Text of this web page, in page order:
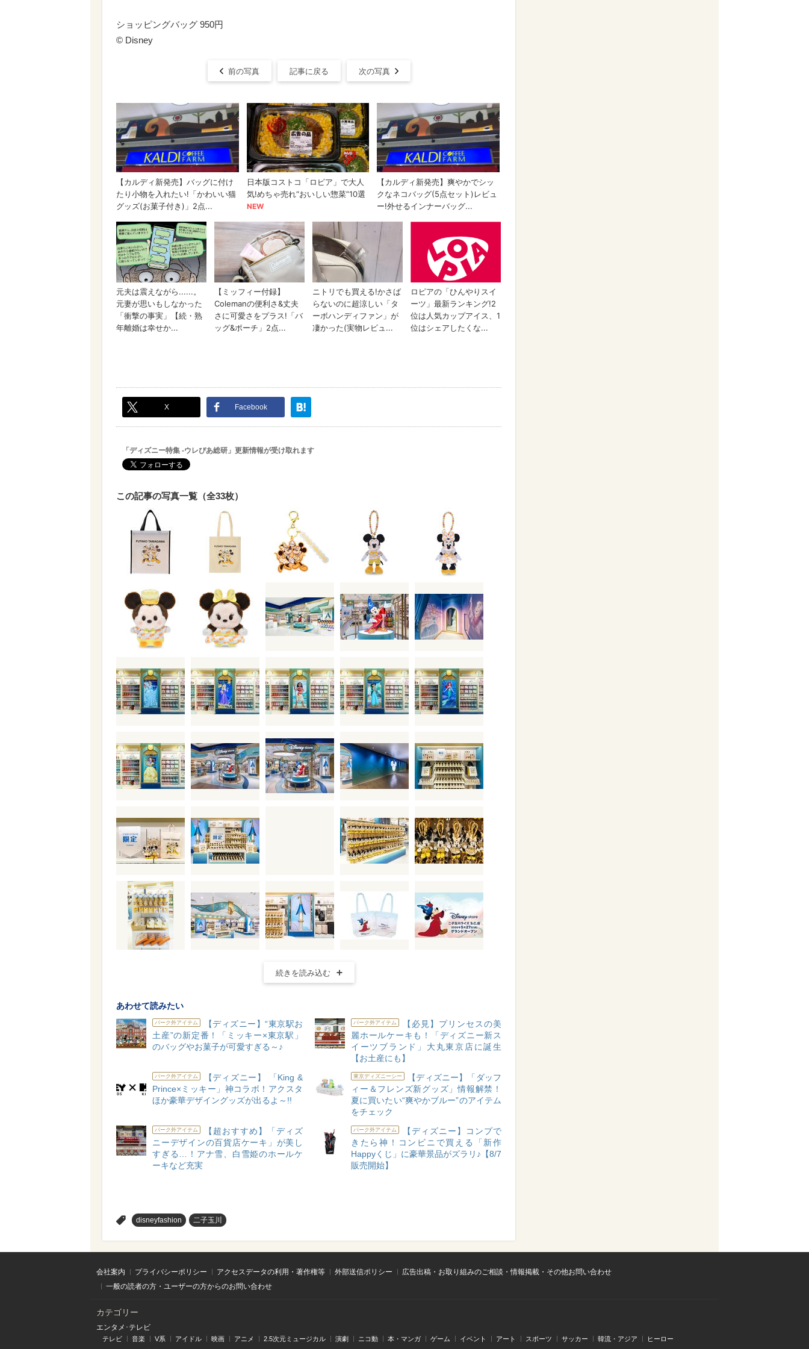
ショッピングバッグ 950円
© Disney
前の写真 記事に戻る 次の写真
X Facebook
「ディズニー特集 -ウレぴあ総研」更新情報が受け取れます
この記事の写真一覧（全33枚）
続きを読み込む
あわせて読みたい
パーク外アイテム
【ディズニー】“東京駅お
土産”の新定番！「ミッキー×東京駅」
のバッグやお菓子が可愛すぎる～♪
パーク外アイテム
【必見】プリンセスの美
麗ホールケーキも！「ディズニー新ス
イーツブランド」大丸東京店に誕生
【お土産にも】
パーク外アイテム
【ディズニー】 「King &
Prince×ミッキー」神コラボ！アクスタ
ほか豪華デザイングッズが出るよ～!!
東京ディズニーシー
【ディズニー】「ダッフ
ィー＆フレンズ新グッズ」情報解禁！
夏に買いたい“爽やかブルー”のアイテム
をチェック
パーク外アイテム
【超おすすめ】「ディズ
ニーデザインの百貨店ケーキ」が美し
すぎる…！アナ雪、白雪姫のホールケ
ーキなど充実
パーク外アイテム
【ディズニー】コンプで
きたら神！コンビニで買える「新作
Happyくじ」に豪華景品がズラリ♪【8/7
販売開始】
disneyfashion 二子玉川
会社案内 プライバシーポリシー アクセスデータの利用・著作権等 外部送信ポリシー
広告出稿・お取り組みのご相談・情報掲載・その他お問い合わせ
一般の読者の方・ユーザーの方からのお問い合わせ
カテゴリー
エンタメ･テレビ
テレビ 音楽 V系 アイドル 映画 アニメ 2.5次元ミュージカル 演劇 ニコ動 本・マンガ ゲーム イベント アート スポーツ サッカー 韓流・アジア ヒーロー